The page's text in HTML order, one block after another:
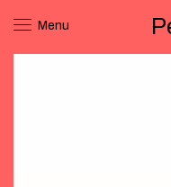
Menu